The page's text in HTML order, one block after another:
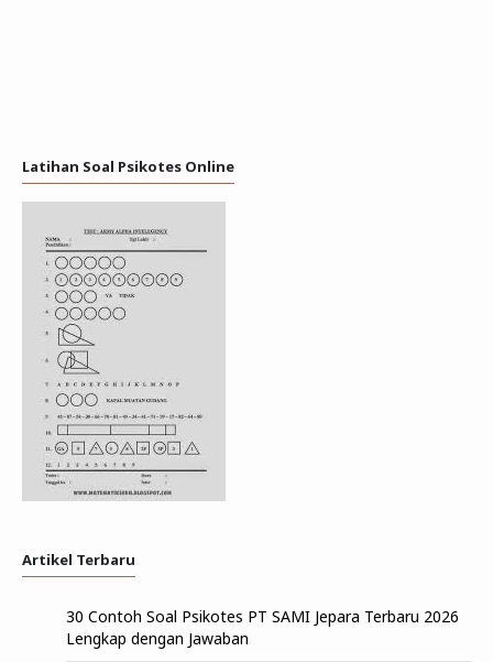
Latihan Soal Psikotes Online
Artikel Terbaru
30 Contoh Soal Psikotes PT SAMI Jepara Terbaru 2026
Lengkap dengan Jawaban